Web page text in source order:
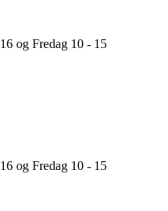
og Fredag 10 - 15
og Fredag 10 - 15